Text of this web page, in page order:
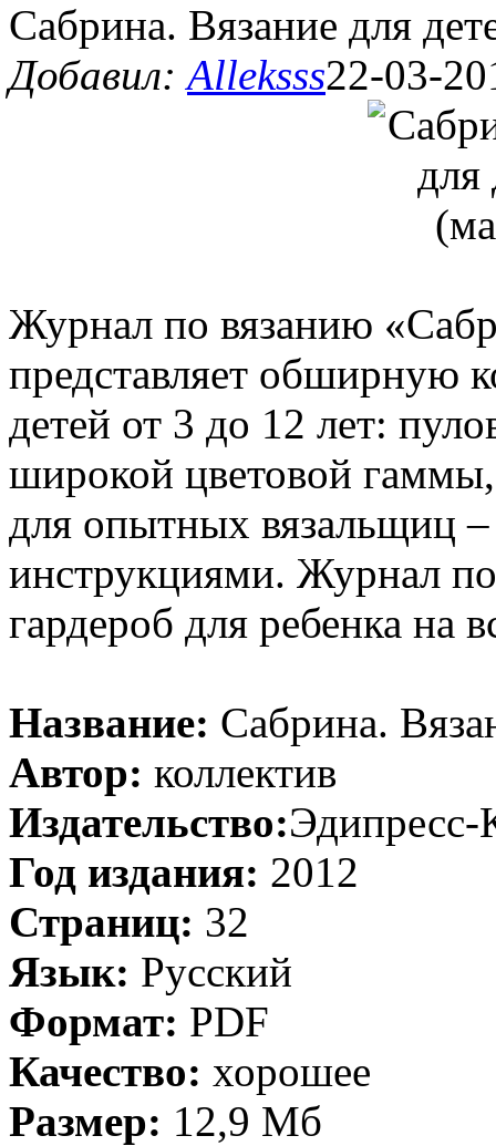
Сабрина. Вязание для
Добавил:Alleksss22-03-
Журнал по вязанию
представляет обширную
детей от 3 до 12 лет:
широкой цветовой
для опытных вязальщиц
инструкциями. Журнал
гардероб для ребенка на
Название: Сабрина.
Автор: коллектив
Издательство:Эдипресс-
Год издания: 2012
Страниц: 32
Язык: Русский
Формат: PDF
Качество: хорошее
Размер: 12,9 Мб